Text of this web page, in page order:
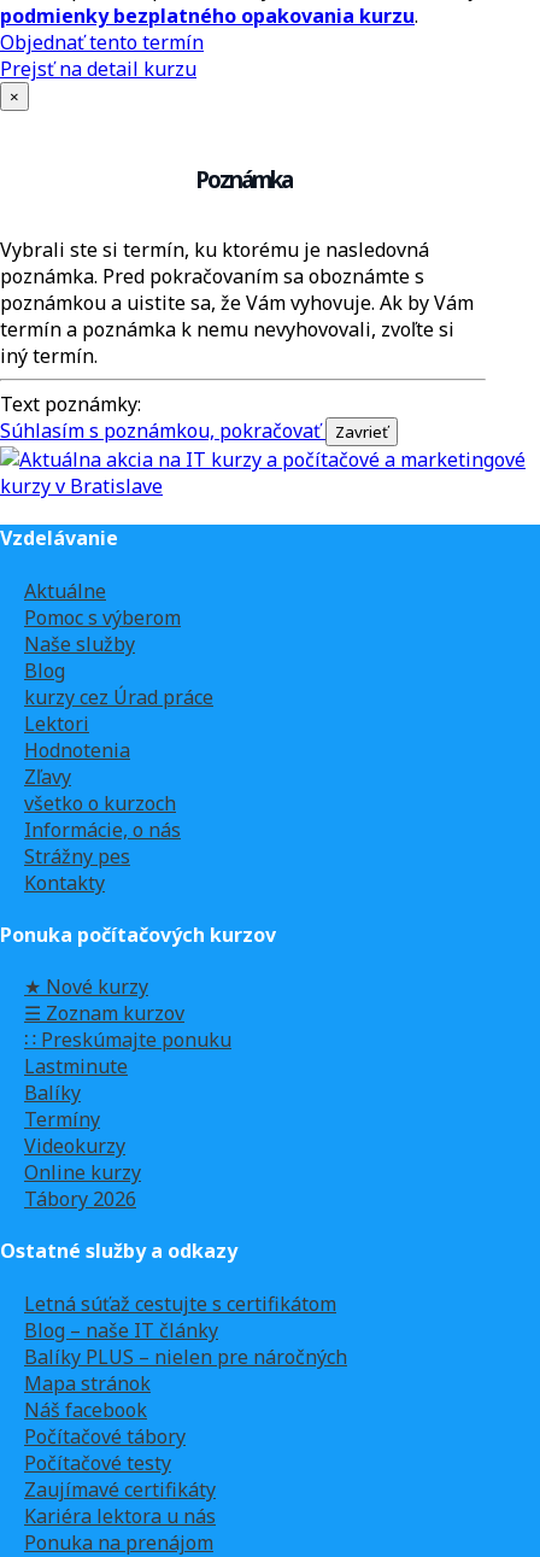
podmienky bezplatného opakovania kurzu.
Objednať tento termín
Prejsť na detail kurzu
×
Poznámka
Vybrali ste si termín, ku ktorému je nasledovná
poznámka. Pred pokračovaním sa oboznámte s
poznámkou a uistite sa, že Vám vyhovuje. Ak by Vám
termín a poznámka k nemu nevyhovovali, zvoľte si
iný termín.
Text poznámky:
Súhlasím s poznámkou, pokračovať
Vzdelávanie
Aktuálne
Pomoc s výberom
Naše služby
Blog
kurzy cez Úrad práce
Lektori
Hodnotenia
Zľavy
všetko o kurzoch
Informácie, o nás
Strážny pes
Kontakty
Ponuka počítačových kurzov
★ Nové kurzy
☰ Zoznam kurzov
∷ Preskúmajte ponuku
Lastminute
Balíky
Termíny
Videokurzy
Online kurzy
Tábory 2026
Ostatné služby a odkazy
Letná súťaž cestujte s certifikátom
Blog – naše IT články
Balíky PLUS – nielen pre náročných
Mapa stránok
Náš facebook
Počítačové tábory
Počítačové testy
Zaujímavé certifikáty
Kariéra lektora u nás
Ponuka na prenájom